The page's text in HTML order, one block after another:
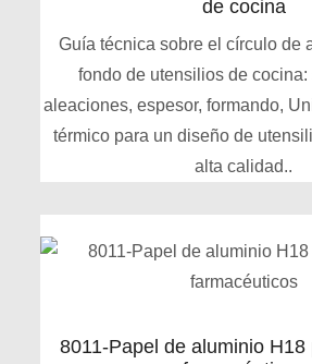
de cocina
Guía técnica sobre el círculo de
fondo de utensilios de
aleaciones, espesor, formando,
térmico para un diseño de
alta calidad..
8011-Papel de aluminio H18